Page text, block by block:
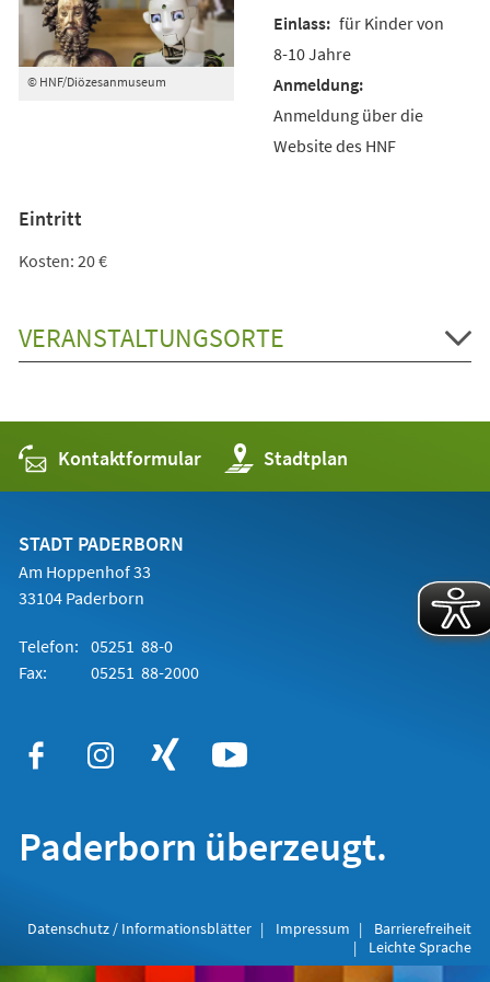
© HNF/Diözesanmuseum
für Kinder von
8-10 Jahre
Anmeldung über die
Website des HNF
Eintritt
Kosten: 20 €
VERANSTALTUNGSORTE
Kontaktformular Stadtplan
(Öffnet
in
einem
STADT PADERBORN
Am Hoppenhof 33
33104 Paderborn
Telefon: 05251 88-0
Fax:
05251 88-2000
Paderborn überzeugt.
Datenschutz / Informationsblätter Impressum
Barrierefreiheit
Leichte Sprache